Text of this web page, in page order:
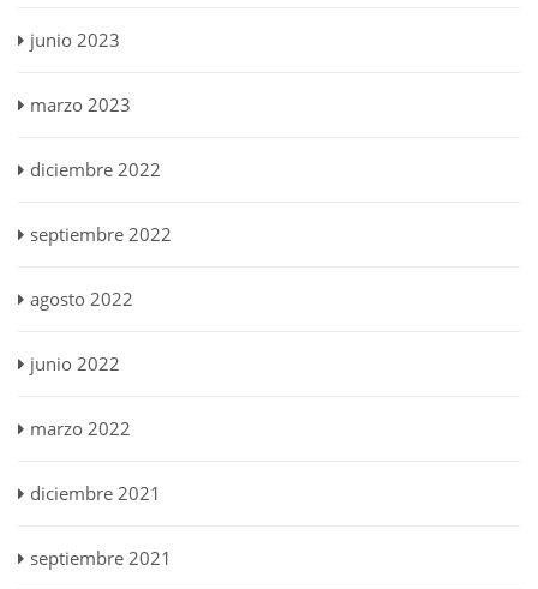
junio 2023
marzo 2023
diciembre 2022
septiembre 2022
agosto 2022
junio 2022
marzo 2022
diciembre 2021
septiembre 2021